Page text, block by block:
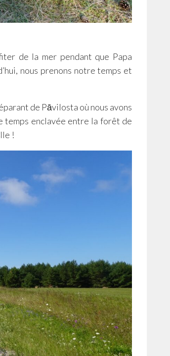
de la mer pendant que Papa
nous prenons notre temps et
de Pāvilosta où nous avons
temps enclavée entre la forêt de
!